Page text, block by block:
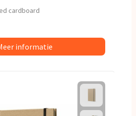
cardboard
informatie